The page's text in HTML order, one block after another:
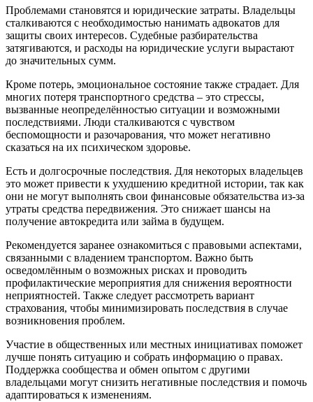
Проблемами становятся и юридические затраты. Владельцы
сталкиваются с необходимостью нанимать адвокатов для
защиты своих интересов. Судебные разбирательства
затягиваются, и расходы на юридические услуги вырастают
до значительных сумм.
Кроме потерь, эмоциональное состояние также страдает. Для
многих потеря транспортного средства – это стрессы,
вызванные неопределённостью ситуации и возможными
последствиями. Люди сталкиваются с чувством
беспомощности и разочарования, что может негативно
сказаться на их психическом здоровье.
Есть и долгосрочные последствия. Для некоторых владельцев
это может привести к ухудшению кредитной истории, так как
они не могут выполнять свои финансовые обязательства из-за
утраты средства передвижения. Это снижает шансы на
получение автокредита или займа в будущем.
Рекомендуется заранее ознакомиться с правовыми аспектами,
связанными с владением транспортом. Важно быть
осведомлённым о возможных рисках и проводить
профилактические мероприятия для снижения вероятности
неприятностей. Также следует рассмотреть вариант
страхования, чтобы минимизировать последствия в случае
возникновения проблем.
Участие в общественных или местных инициативах поможет
лучше понять ситуацию и собрать информацию о правах.
Поддержка сообщества и обмен опытом с другими
владельцами могут снизить негативные последствия и помочь
адаптироваться к изменениям.